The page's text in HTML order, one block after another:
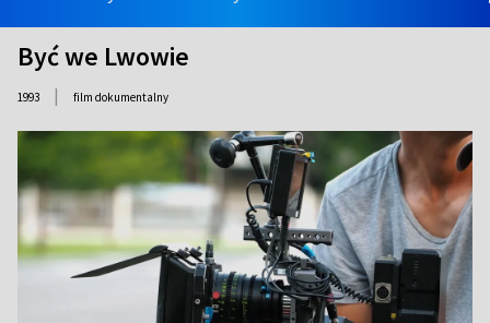
Być we Lwowie
1993 | film dokumentalny